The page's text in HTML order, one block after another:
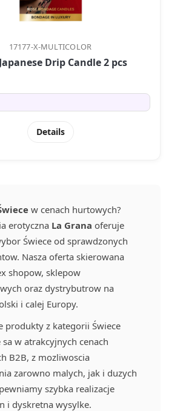
17177-X-MULTICOLOR
Drip Candle 2 pcs
Details
w cenach hurtowych?
erotyczna La Grana oferuje
Świece od sprawdzonych
Nasza oferta skierowana
shopow, sklepow
oraz dystrybutrow na
i calej Europy.
produkty z kategorii Świece
w atrakcyjnych cenach
B2B, z mozliwoscia
zarowno malych, jak i duzych
szybka realizacje
i dyskretna wysylke.